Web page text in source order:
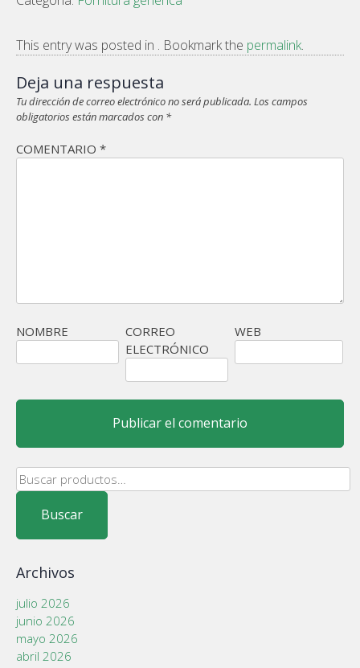
This entry was posted in . Bookmark the permalink.
Deja una respuesta
Tu dirección de correo electrónico no será publicada. Los campos
obligatorios están marcados con *
COMENTARIO *
NOMBRE
CORREO
ELECTRÓNICO
WEB
Buscar
por:
Buscar
Archivos
julio 2026
junio 2026
mayo 2026
abril 2026